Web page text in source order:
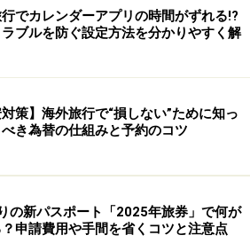
でカレンダーアプリの時間がずれる!?
ブルを防ぐ設定方法を分かりやすく解
対策】海外旅行で“損しない”ために知っ
き為替の仕組みと予約のコツ
の新パスポート「2025年旅券」で何が
申請費用や手間を省くコツと注意点